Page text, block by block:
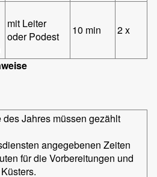
mit Leiter
oder Podest
10 min 2 x
Jahres müssen gezählt
angegebenen Zeiten
für die Vorbereitungen und